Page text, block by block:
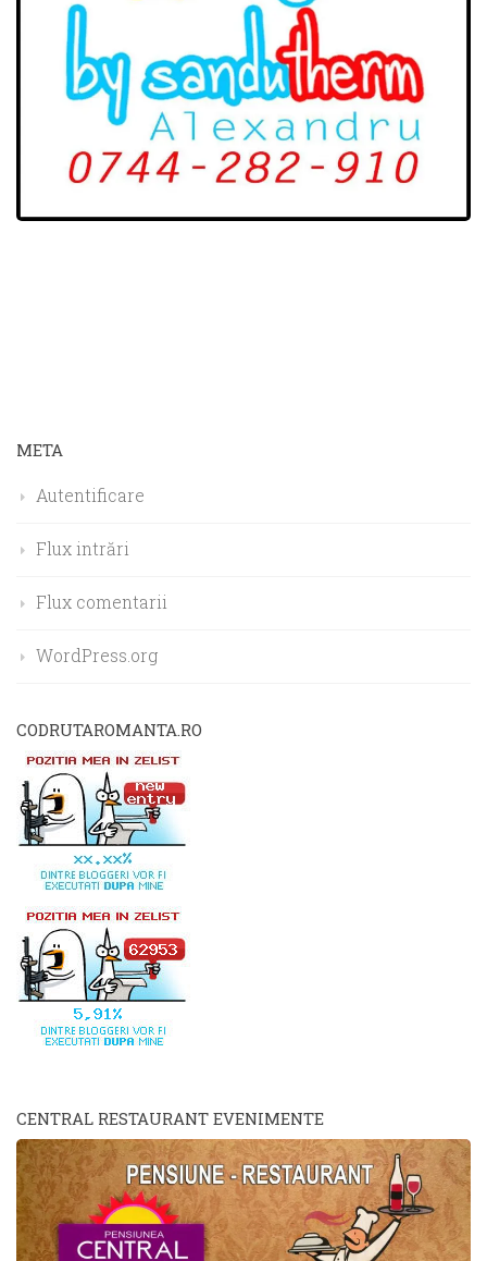
META
Autentificare
Flux intrări
Flux comentarii
WordPress.org
CODRUTAROMANTA.RO
CENTRAL RESTAURANT EVENIMENTE